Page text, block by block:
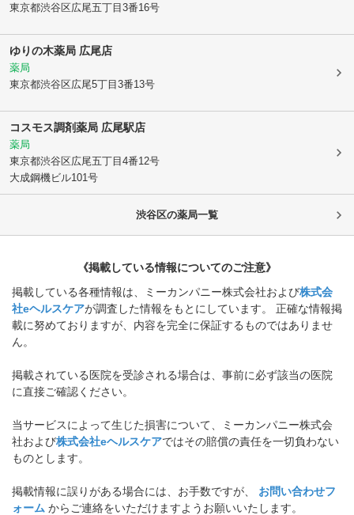
東京都渋谷区広尾五丁目3番16号
ゆりの木薬局 広尾店
薬局
東京都渋谷区広尾5丁目3番13号
コスモス調剤薬局 広尾駅店
薬局
東京都渋谷区広尾五丁目4番12号
大成鋼機ビル101号
渋谷区の薬局一覧
《掲載している情報についてのご注意》
掲載している各種情報は、ミーカンパニー株式会社および株式会
社eヘルスケアが調査した情報をもとにしています。 正確な情報掲
載に努めておりますが、内容を完全に保証するものではありませ
ん。
掲載されている医院を受診される場合は、事前に必ず該当の医院
に直接ご確認ください。
当サービスによって生じた損害について、ミーカンパニー株式会
社および株式会社eヘルスケアではその賠償の責任を一切負わない
ものとします。
掲載情報に誤りがある場合には、お手数ですが、
お問い合わせフ
ォーム からご連絡をいただけますようお願いいたします。